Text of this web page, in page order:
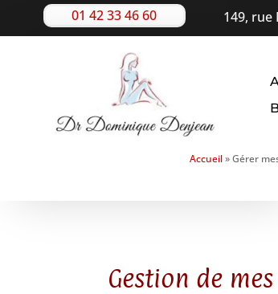
01 42 33 46 60 149, rue
Accueil»Gérer
Gestion de